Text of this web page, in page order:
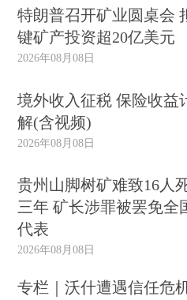
体的传播力、影响力和公
财新峰会沟通中外理念
已成功举办八届。每年峰
的政、商、学界专家发表
中包括周小川 、王钦敏
耀、潘功胜、
尔、让·梯若尔、帕斯卡·
琏、林毅夫、朱民、钱颖
剑阁、
等
场，上百家国内外媒体参
界赢得了广泛关注。
特朗普召开矿业圆桌会
键矿产投资超20亿美元
2026年08月08日
境外收入征税 保险收益
解(含视频)
2026年08月08日
贵州山脚树矿难致16人
三年 矿长涉罪被罢免全
代表
2026年08月08日
专栏｜沃什遭遇信任危